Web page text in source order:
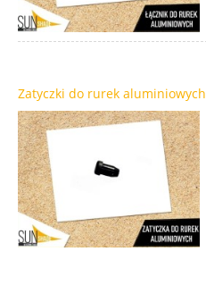
Zatyczki do rurek aluminiowych